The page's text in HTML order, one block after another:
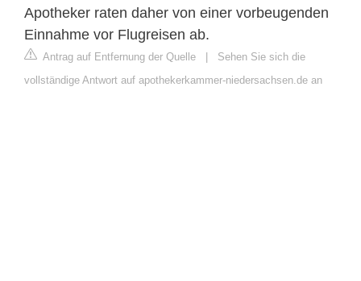
Apotheker raten daher von einer vorbeugenden
Einnahme vor Flugreisen ab.
Antrag auf Entfernung der Quelle | Sehen Sie sich die
vollständige Antwort auf apothekerkammer-niedersachsen.de an